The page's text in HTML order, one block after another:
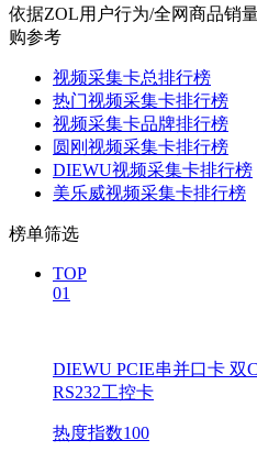
依据ZOL用户行为/全网商品销
购参考
视频采集卡总排行榜
热门视频采集卡排行榜
视频采集卡品牌排行榜
圆刚视频采集卡排行榜
DIEWU视频采集卡排行榜
美乐威视频采集卡排行榜
榜单筛选
TOP
01
DIEWU PCIE串并口卡 双
RS232工控卡
热度指数100